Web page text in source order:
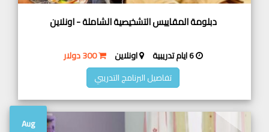
دبلومة المقاييس التشخيصية الشاملة - اونلاين
6 ايام تدريبية اونلاين
300 دولار
تفاصيل البرنامج التدريبي
Aug